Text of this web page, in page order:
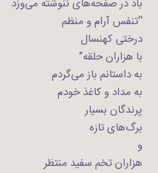
باد در صفحه‌های ننوشته می‌وزد
“تنفس آرام و منظم
درختی کهنسال
با هزاران حلقه”
به داستانم باز می‌گردم
به مداد و کاغذ خودم
پرندگان بسیار
برگ‌های تازه
و
هزاران تخم سفید منتظر